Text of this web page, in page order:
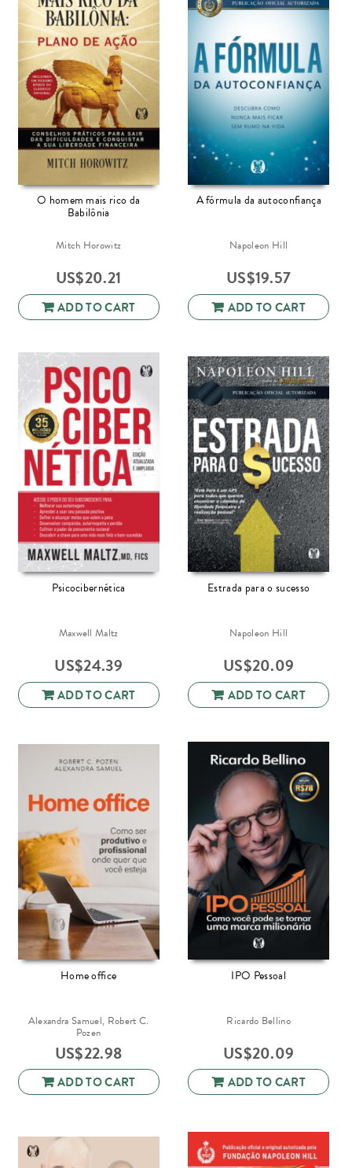
O homem mais rico da
Babilônia
Mitch Horowitz
US$20.21
ADD TO CART
A fórmula da autoconfiança
Napoleon Hill
US$19.57
ADD TO CART
Psicocibernética
Maxwell Maltz
US$24.39
ADD TO CART
Estrada para o sucesso
Napoleon Hill
US$20.09
ADD TO CART
Home office
Alexandra Samuel, Robert C.
Pozen
US$22.98
ADD TO CART
IPO Pessoal
Ricardo Bellino
US$20.09
ADD TO CART